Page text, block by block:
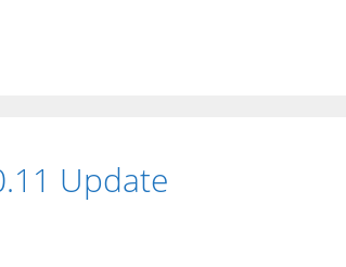
Update